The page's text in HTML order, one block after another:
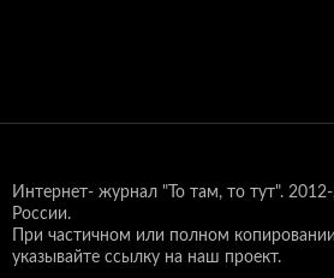
Интернет- журнал "То там, то тут".
России.
При частичном или полном
указывайте ссылку на наш проект.